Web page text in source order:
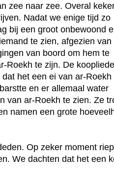
zee naar zee. Overal
Nadat we enige tijd zo
bij een groot onbewoond
te zien, afgezien van
van boord om hem te
Roekh te zijn. De
het een ei van ar-Roekh
en er allemaal water
van ar-Roekh te zien. Ze
namen een grote
Op zeker moment
We dachten dat het een